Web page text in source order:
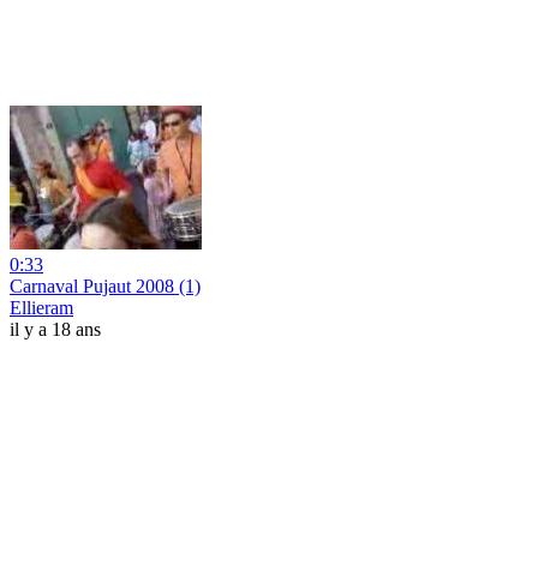
0:33
Carnaval Pujaut 2008 (1)
Ellieram
il y a 18 ans